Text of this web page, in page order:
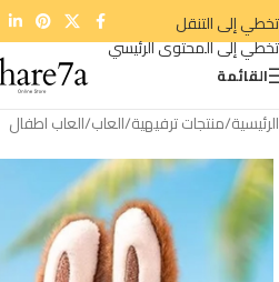
تخطي إلى التنقل
تخطي إلى المحتوى الرئيسي
القائمة
الرئيسية/منتجات ترفيهية/العاب/العاب اطفال